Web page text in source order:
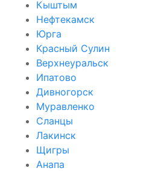
Кыштым
Нефтекамск
Юрга
Красный Сулин
Верхнеуральск
Ипатово
Дивногорск
Муравленко
Сланцы
Лакинск
Щигры
Анапа